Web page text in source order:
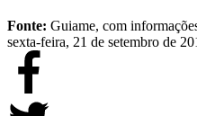
Fonte: Guiame, com
sexta-feira, 21 de setembro de